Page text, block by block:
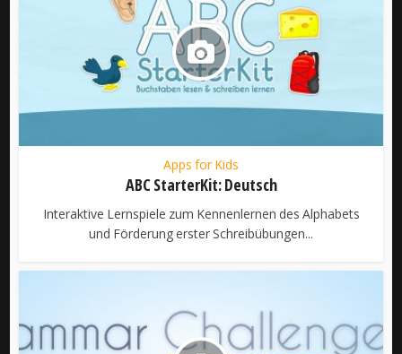
Apps for Kids
ABC StarterKit: Deutsch
Interaktive Lernspiele zum Kennenlernen des Alphabets
und Förderung erster Schreibübungen...